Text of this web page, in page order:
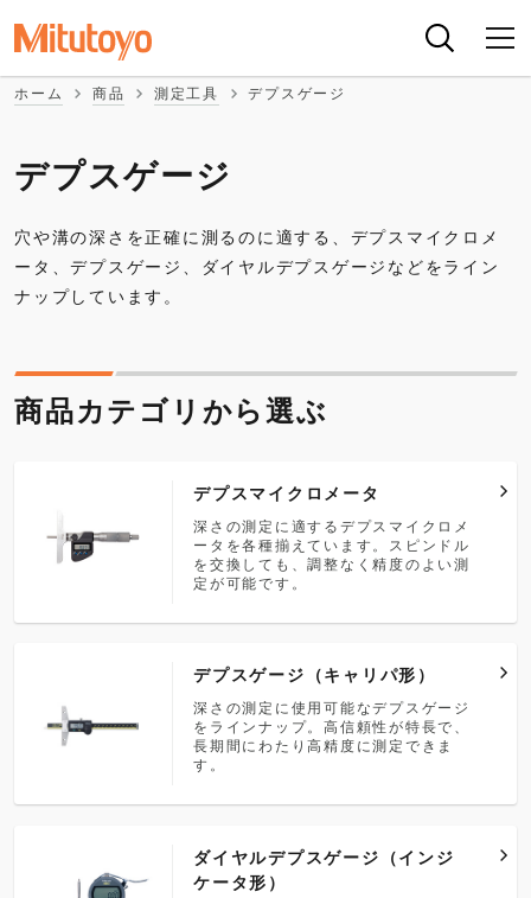
ホーム 商品 測定工具 デプスゲージ
デプスゲージ
穴や溝の深さを正確に測るのに適する、デプスマイクロメ
ータ、デプスゲージ、ダイヤルデプスゲージなどをライン
ナップしています。
商品カテゴリから選ぶ
デプスマイクロメータ
深さの測定に適するデプスマイクロメ
ータを各種揃えています。スピンドル
を交換しても、調整なく精度のよい測
定が可能です。
デプスゲージ（キャリパ形）
深さの測定に使用可能なデプスゲージ
をラインナップ。高信頼性が特長で、
長期間にわたり高精度に測定できま
す。
ダイヤルデプスゲージ（インジ
ケータ形）